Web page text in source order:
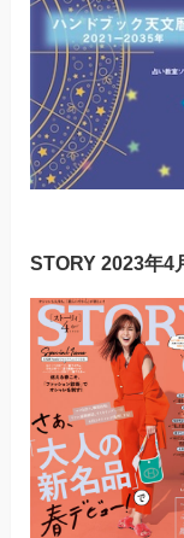
STORY 2023年4